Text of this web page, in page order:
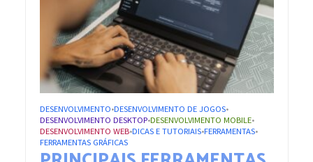
DESENVOLVIMENTO•DESENVOLVIMENTO DE JOGOS•
DESENVOLVIMENTO DESKTOP•DESENVOLVIMENTO MOBILE•
DESENVOLVIMENTO WEB•DICAS E TUTORIAIS•FERRAMENTAS•
FERRAMENTAS GRÁFICAS